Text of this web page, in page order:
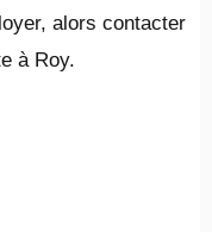
alors contacter
à Roy.